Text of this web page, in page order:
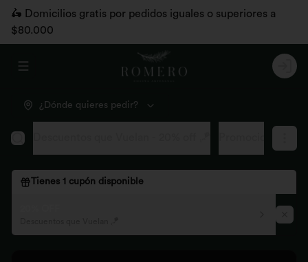
🛵 Domicilios gratis por pedidos iguales o superiores a
$80.000
Abrir menu de navegación Login
¿Dónde quieres pedir?
Tienes 1 cupón disponible